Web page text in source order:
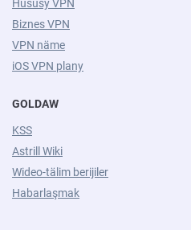
Hususy VPN
Biznes VPN
VPN näme
iOS VPN plany
GOLDAW
KSS
Astrill Wiki
Wideo-tälim berijiler
Habarlaşmak